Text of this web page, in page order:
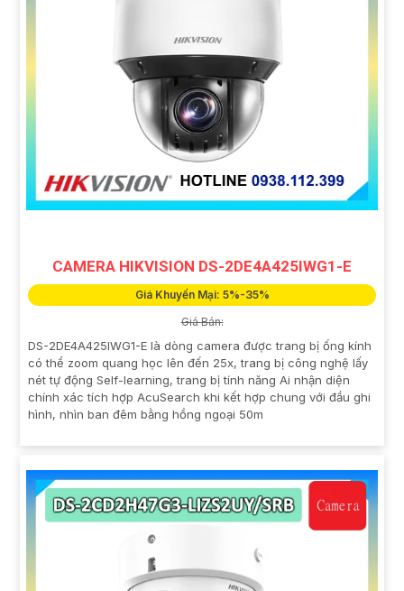
CAMERA HIKVISION DS-2DE4A425IWG1-E
Giá Khuyến Mại: 5%-35%
Giá Bán:
DS-2DE4A425IWG1-E là dòng camera được trang bị ống kính
có thể zoom quang học lên đến 25x, trang bị công nghệ lấy
nét tự động Self-learning, trang bị tính năng Ai nhận diện
chính xác tích hợp AcuSearch khi kết hợp chung với đầu ghi
hình, nhìn ban đêm bằng hồng ngoại 50m